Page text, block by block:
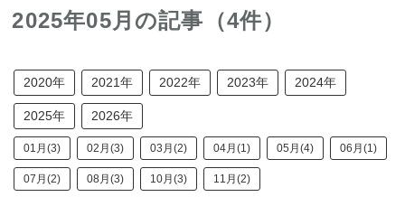
新着情報 企業情報
REPAIR
REQUEST
AV TOMATO CONTACT
2025年05月の記事（4件）
2020年 2021年 2022年 2023年 2024年
2025年 2026年
01月(3) 02月(3) 03月(2) 04月(1) 05月(4) 06月(1)
07月(2) 08月(3) 10月(3) 11月(2)